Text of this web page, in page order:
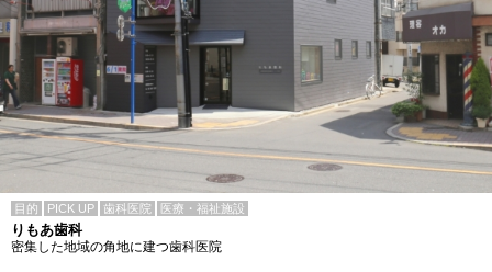
目的 PICK UP 歯科医院 医療・福祉施設
りもあ歯科
密集した地域の角地に建つ歯科医院